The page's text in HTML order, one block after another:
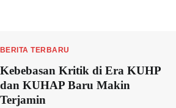
BERITA TERBARU
Kebebasan Kritik di Era KUHP
dan KUHAP Baru Makin
Terjamin